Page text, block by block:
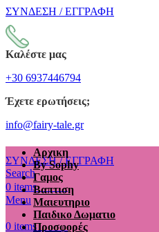
ΣΥΝΔΕΣΗ / ΕΓΓΡΑΦΗ
Καλέστε μας
+30 6937446794
Έχετε ερωτήσεις;
info@fairy-tale.gr
ΣΥΝΔΕΣΗ / ΕΓΓΡΑΦΗ
Search
0 items €0.00
Menu
0 items €0.00
Αρχικη
By Sophy
Γαμος
Βαπτιση
Μαιευτηριο
Παιδικο Δωματιο
Προσφορές